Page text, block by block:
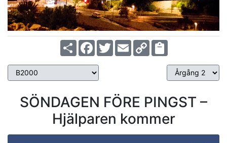
ShareFacebook
TwitterEmailCopy
Link
SÖNDAGEN FÖRE PINGST –
Hjälparen kommer